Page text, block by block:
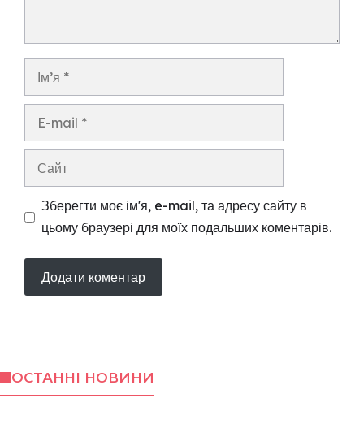
Ім’я
Сайт
Зберегти моє ім'я, e-mail, та адресу сайту в
цьому браузері для моїх подальших коментарів.
ОСТАННІ НОВИНИ